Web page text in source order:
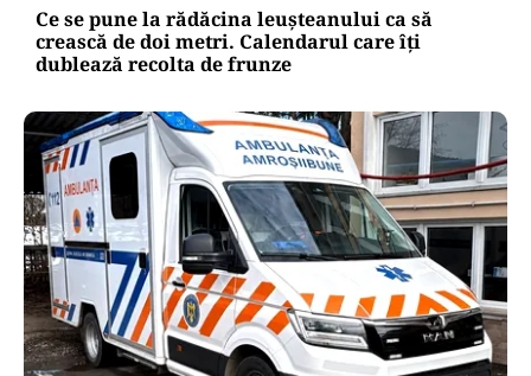
Ce se pune la rădăcina leușteanului ca să
crească de doi metri. Calendarul care îți
dublează recolta de frunze